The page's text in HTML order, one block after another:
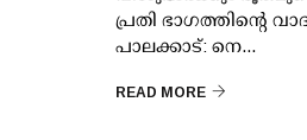
പ്രതി ഭാഗത്തിന്റെ
പാലക്കാട്: നെ...
READ MORE